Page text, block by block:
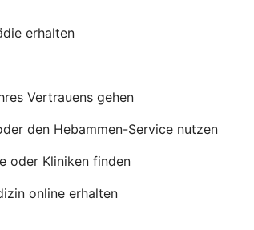
erhalten
Vertrauens gehen
den Hebammen-Service nutzen
oder Kliniken finden
online erhalten